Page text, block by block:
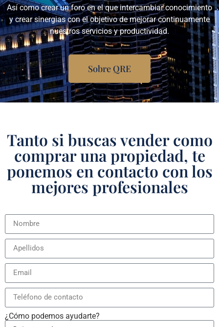
Así como crear un foro en el que intercambiar conocimiento
y crear sinergias con el objetivo de mejorar continuamente
nuestros servicios y productividad.
Sobre QRE
Tanto si buscas vender como
comprar una propiedad, te
ponemos en contacto con los
mejores profesionales
¿Cómo podemos ayudarte?